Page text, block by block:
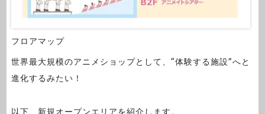
フロアマップ
世界最大規模のアニメショップとして、“体験する施設”へと
進化するみたい！
以下、新規オープンエリアを紹介します。